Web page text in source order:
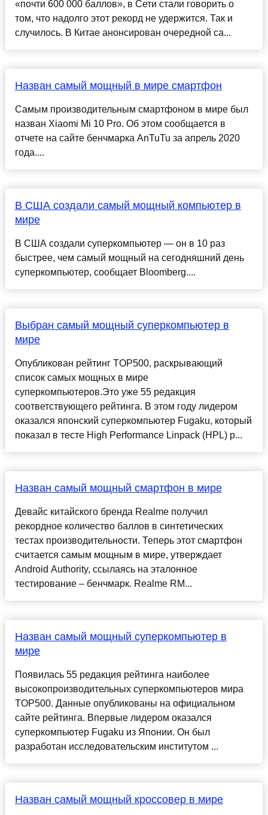
«почти 600 000 баллов», в Сети стали говорить о
том, что надолго этот рекорд не удержится. Так и
случилось. В Китае анонсирован очередной са...
Назван самый мощный в мире смартфон
Самым производительным смартфоном в мире был
назван Xiaomi Mi 10 Pro. Об этом сообщается в
отчете на сайте бенчмарка AnTuTu за апрель 2020
года....
В США создали самый мощный компьютер в
мире
В США создали суперкомпьютер — он в 10 раз
быстрее, чем самый мощный на сегодняшний день
суперкомпьютер, сообщает Bloomberg....
Выбран самый мощный суперкомпьютер в
мире
Опубликован рейтинг TOP500, раскрывающий
список самых мощных в мире
суперкомпьютеров.Это уже 55 редакция
соответствующего рейтинга. В этом году лидером
оказался японский суперкомпьютер Fugaku, который
показал в тесте High Performance Linpack (HPL) р...
Назван самый мощный смартфон в мире
Девайс китайского бренда Realme получил
рекордное количество баллов в синтетических
тестах производительности. Теперь этот смартфон
считается самым мощным в мире, утверждает
Android Authority, ссылаясь на эталонное
тестирование – бенчмарк. Realme RM...
Назван самый мощный суперкомпьютер в
мире
Появилась 55 редакция рейтинга наиболее
высокопроизводительных суперкомпьютеров мира
TOP500. Данные опубликованы на официальном
сайте рейтинга. Впервые лидером оказался
суперкомпьютер Fugaku из Японии. Он был
разработан исследовательским институтом ...
Назван самый мощный кроссовер в мире